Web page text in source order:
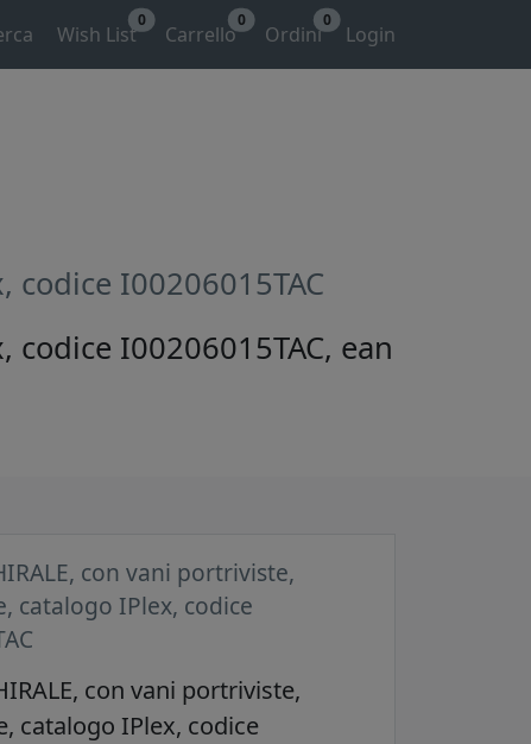
Wish List
0
Carrello
0
Ordini
0
Login
I00206015TAC
I00206015TAC, ean
con vani portriviste,
catalogo IPlex, codice
con vani portriviste,
catalogo IPlex, codice